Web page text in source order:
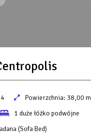
4 Powierzchnia: 38,00 m
1 duże łóżko podwójne
(Sofa Bed)